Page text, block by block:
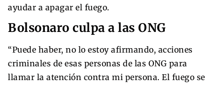
ayudar a apagar el fuego.
Bolsonaro culpa a las ONG
“Puede haber, no lo estoy afirmando, acciones
criminales de esas personas de las ONG para
llamar la atención contra mi persona. El fuego se